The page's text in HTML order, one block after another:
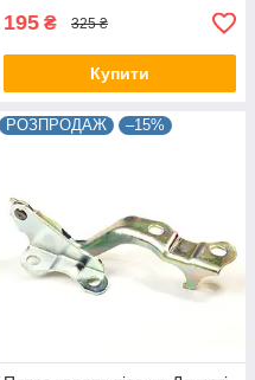
195 ₴ 325 ₴
Купити
РОЗПРОДАЖ –15%